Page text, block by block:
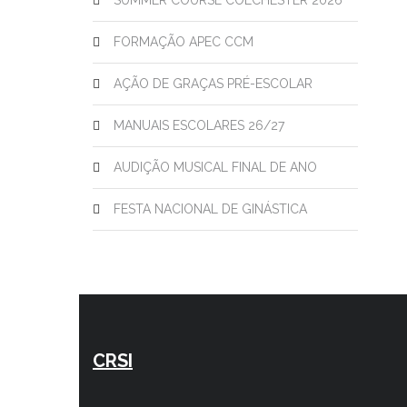
FORMAÇÃO APEC CCM
AÇÃO DE GRAÇAS PRÉ-ESCOLAR
MANUAIS ESCOLARES 26/27
AUDIÇÃO MUSICAL FINAL DE ANO
FESTA NACIONAL DE GINÁSTICA
CRSI